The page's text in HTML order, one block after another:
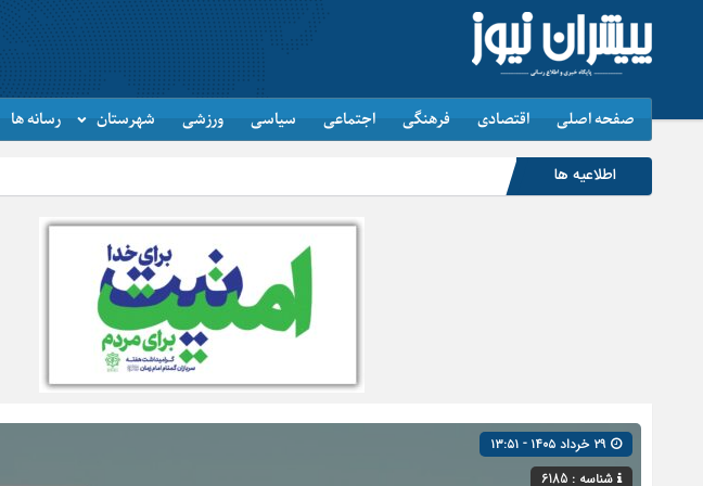
صفحه اصلی اقتصادی فرهنگی اجتماعی سیاسی ورزشی شهرستان رسانه ها
اطلاعیه ها
شناسه : 6185